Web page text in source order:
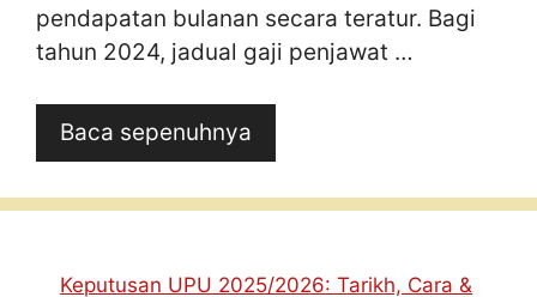
pendapatan bulanan secara teratur. Bagi
tahun 2024, jadual gaji penjawat …
Baca sepenuhnya
Keputusan UPU 2025/2026: Tarikh, Cara &